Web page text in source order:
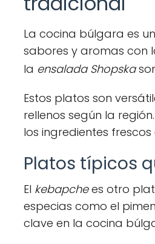
La cocina búlgara es
sabores y aromas con
la ensalada Shopska
Estos platos son
rellenos según la
los ingredientes frescos
Platos típicos
El kebapchees otro
especias como el
clave en la cocina